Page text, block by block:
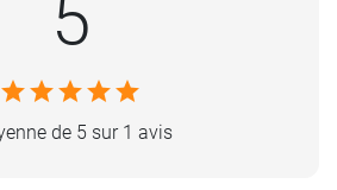
flacon de 100 ml.
huiles que propose la
l'
huile de sesame
5
de 5 sur 1 avis